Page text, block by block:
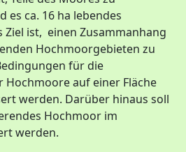
es ca. 16 ha lebendes
Ziel ist, einen Zusammanhang
Hochmoorgebieten zu
für die
Hochmoore auf einer Fläche
werden. Darüber hinaus soll
Hochmoor im
werden.